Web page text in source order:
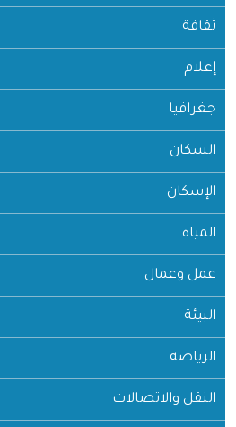
ثقافة
إعلام
جغرافيا
السكان
الإسكان
المياه
عمل وعمال
البيئة
الرياضة
النقل والاتصالات